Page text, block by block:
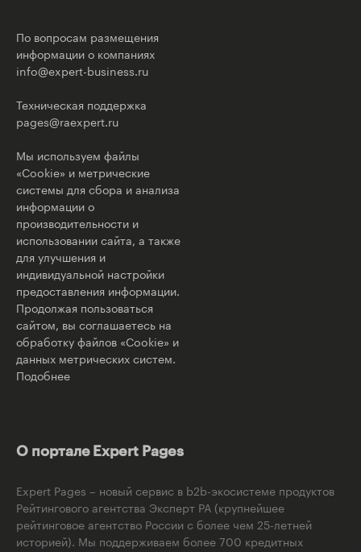
По вопросам размещения
информации о компаниях
info@expert-business.ru
Техническая поддержка
pages@raexpert.ru
Мы используем файлы
«Cookie» и метрические
системы для сбора и анализа
информации о
производительности и
использовании сайта, а также
для улучшения и
индивидуальной настройки
предоставления информации.
Продолжая пользоваться
сайтом, вы соглашаетесь на
обработку файлов «Cookie» и
данных метрических систем.
Подобнее
О портале Expert Pages
Expert Pages – новый сервис в b2b-экосистеме продуктов
Рейтингового агентства Эксперт РА (крупнейшее
рейтинговое агентство России с более чем 25-летней
историей). Мы поддерживаем более 700 кредитных